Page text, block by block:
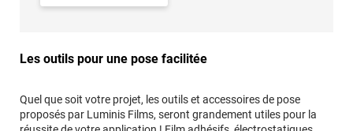
Les outils pour une pose facilitée
Quel que soit votre projet, les outils et accessoires de pose
proposés par Luminis Films, seront grandement utiles pour la